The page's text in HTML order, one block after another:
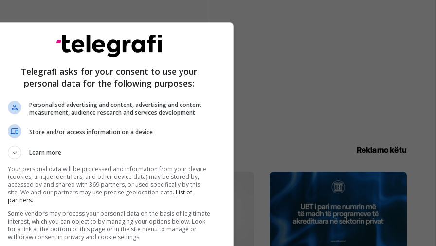
Reklamo këtu
Telegrafi asks for your consent to use your
personal data for the following purposes:
Personalised advertising and content, advertising and content
measurement, audience research and services development
Store and/or access information on a device
Learn more
Your personal data will be processed and information from your device
(cookies, unique identifiers, and other device data) may be stored by,
accessed by and shared with 369 partners, or used specifically by this
site. We and our partners may use precise geolocation data. List of
partners.
Some vendors may process your personal data on the basis of legitimate
interest, which you can object to by managing your options below. Look
for a link at the bottom of this page or in the site menu to manage or
withdraw consent in privacy and cookie settings.